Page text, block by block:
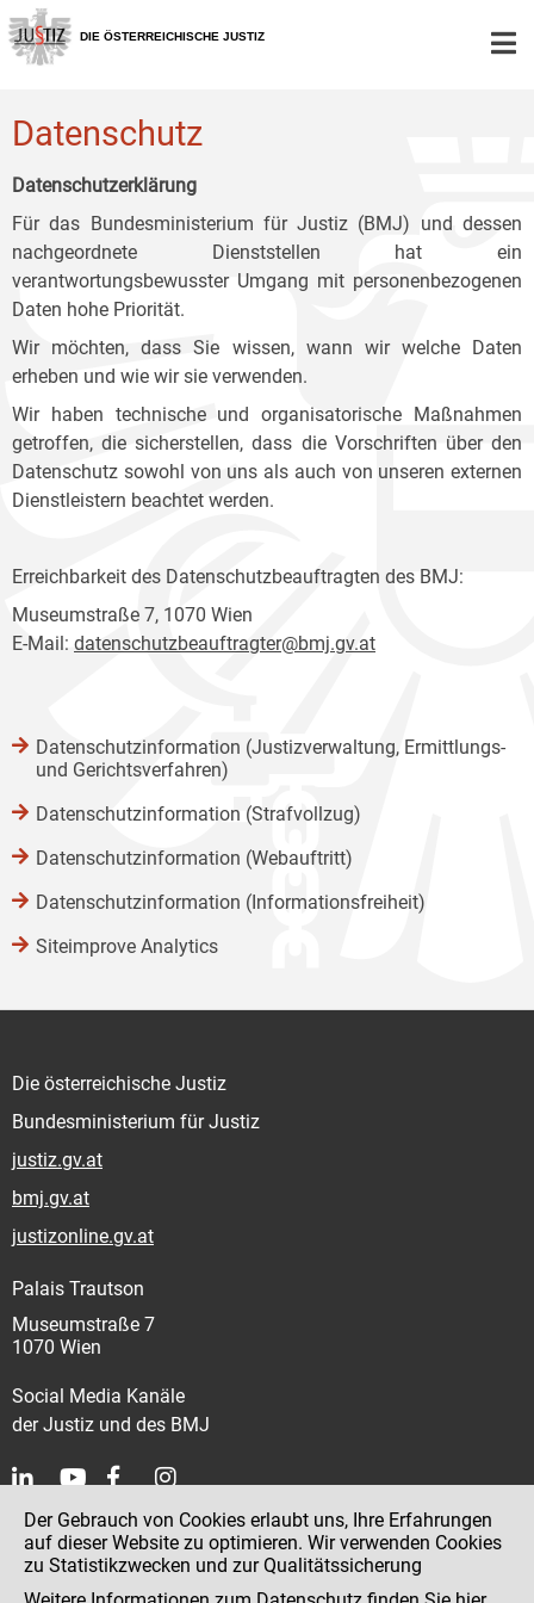
Zur
Hauptnavigation
[1]
Zum
Inhalt
[2]
Zum
Untermenü
[3]
DIE ÖSTERREICHISCHE JUSTIZ
Datenschutz
Datenschutzerklärung
Für das Bundesministerium für Justiz (BMJ) und dessen
nachgeordnete Dienststellen hat ein
verantwortungsbewusster Umgang mit personenbezogenen
Daten hohe Priorität.
Wir möchten, dass Sie wissen, wann wir welche Daten
erheben und wie wir sie verwenden.
Wir haben technische und organisatorische Maßnahmen
getroffen, die sicherstellen, dass die Vorschriften über den
Datenschutz sowohl von uns als auch von unseren externen
Dienstleistern beachtet werden.
Erreichbarkeit des Datenschutzbeauftragten des BMJ:
Museumstraße 7, 1070 Wien
E-Mail: datenschutzbeauftragter@bmj.gv.at
Datenschutzinformation (Justizverwaltung, Ermittlungs-
und Gerichtsverfahren)
Datenschutzinformation (Strafvollzug)
Datenschutzinformation (Webauftritt)
Datenschutzinformation (Informationsfreiheit)
Siteimprove Analytics
Die österreichische Justiz
Bundesministerium für Justiz
justiz.gv.at
bmj.gv.at
justizonline.gv.at
Palais Trautson
Museumstraße 7
1070 Wien
Social Media Kanäle
der Justiz und des BMJ
Kontakt
Impressum
Der Gebrauch von Cookies erlaubt uns, Ihre Erfahrungen
auf dieser Website zu optimieren. Wir verwenden Cookies
zu Statistikzwecken und zur Qualitätssicherung